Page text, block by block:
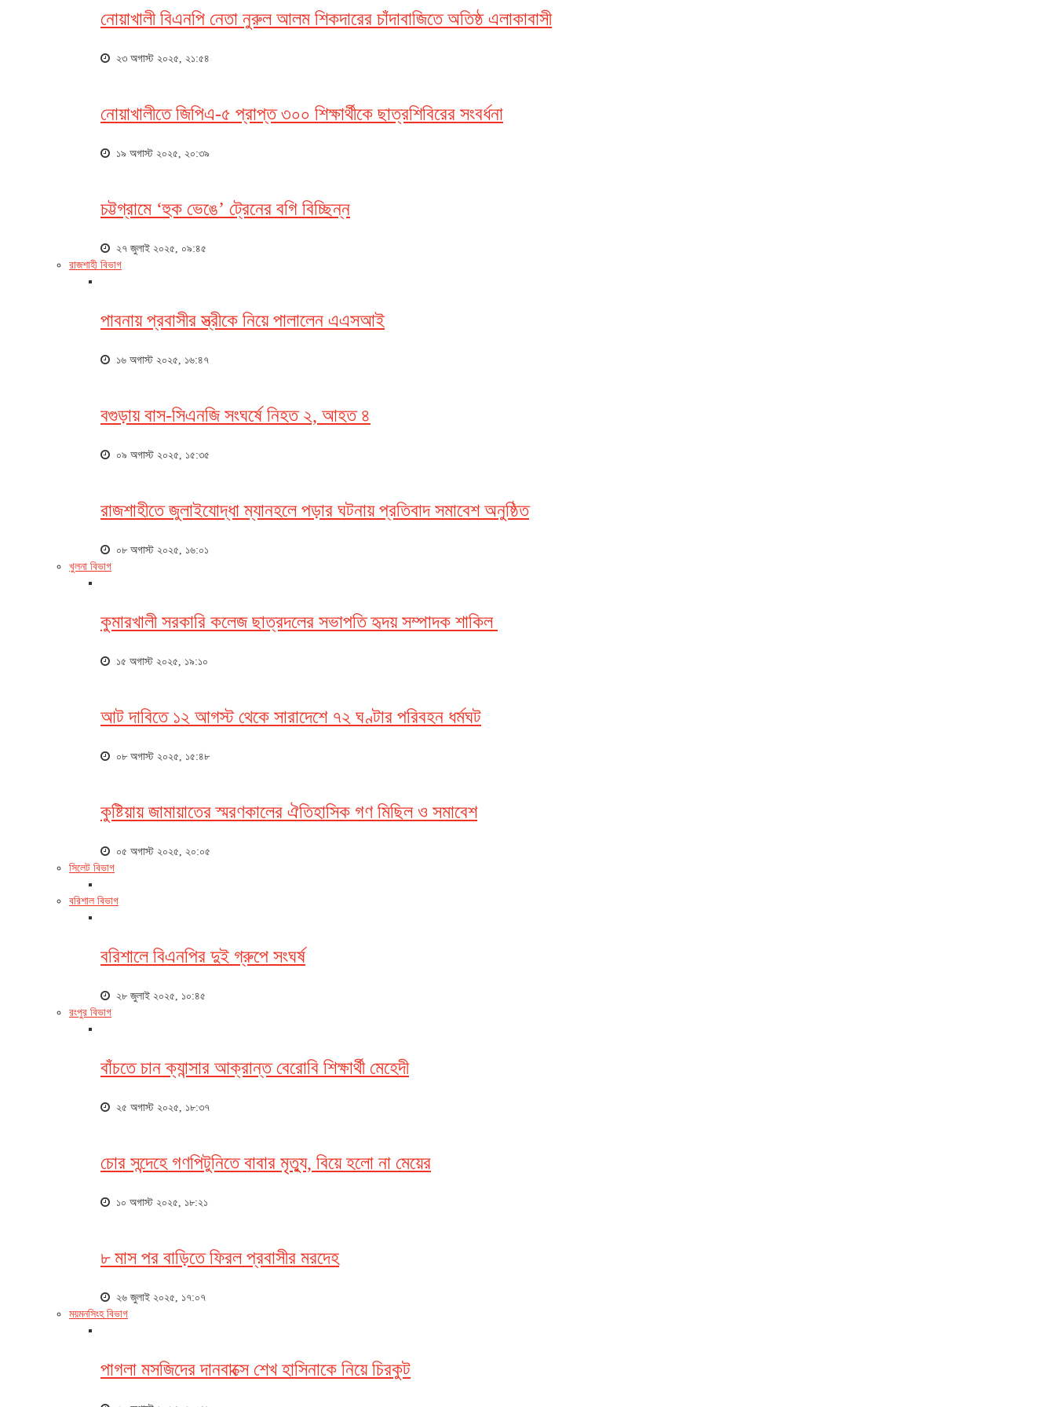
নোয়াখালী বিএনপি নেতা নুরুল আলম শিকদারের চাঁদাবাজিতে অতিষ্ঠ এলাকাবাসী
২৩ অগাস্ট ২০২৫, ২১:৫৪
নোয়াখালীতে জিপিএ-৫ প্রাপ্ত ৩০০ শিক্ষার্থীকে ছাত্রশিবিরের সংবর্ধনা
১৯ অগাস্ট ২০২৫, ২০:৩৯
চট্টগ্রামে ‘হুক ভেঙে’ ট্রেনের বগি বিচ্ছিন্ন
২৭ জুলাই ২০২৫, ০৯:৪৫
রাজশাহী বিভাগ
পাবনায় প্রবাসীর স্ত্রীকে নিয়ে পালালেন এএসআই
১৬ অগাস্ট ২০২৫, ১৬:৪৭
বগুড়ায় বাস-সিএনজি সংঘর্ষে নিহত ২, আহত ৪
০৯ অগাস্ট ২০২৫, ১৫:৩৫
রাজশাহীতে জুলাইযোদ্ধা ম্যানহলে পড়ার ঘটনায় প্রতিবাদ সমাবেশ অনুষ্ঠিত
০৮ অগাস্ট ২০২৫, ১৬:০১
খুলনা বিভাগ
কুমারখালী সরকারি কলেজ ছাত্রদলের সভাপতি হৃদয় সম্পাদক শাকিল
১৫ অগাস্ট ২০২৫, ১৯:১০
আট দাবিতে ১২ আগস্ট থেকে সারাদেশে ৭২ ঘণ্টার পরিবহন ধর্মঘট
০৮ অগাস্ট ২০২৫, ১৫:৪৮
কুষ্টিয়ায় জামায়াতের স্মরণকালের ঐতিহাসিক গণ মিছিল ও সমাবেশ
০৫ অগাস্ট ২০২৫, ২০:০৫
সিলেট বিভাগ
বরিশাল বিভাগ
বরিশালে বিএনপির দুই গ্রুপে সংঘর্ষ
২৮ জুলাই ২০২৫, ১০:৪৫
রংপুর বিভাগ
বাঁচতে চান ক্যান্সার আক্রান্ত বেরোবি শিক্ষার্থী মেহেদী
২৫ অগাস্ট ২০২৫, ১৮:৩৭
চোর সন্দেহে গণপিটুনিতে বাবার মৃত্যু, বিয়ে হলো না মেয়ের
১০ অগাস্ট ২০২৫, ১৮:২১
৮ মাস পর বাড়িতে ফিরল প্রবাসীর মরদেহ
২৬ জুলাই ২০২৫, ১৭:০৭
ময়মনসিংহ বিভাগ
পাগলা মসজিদের দানবাক্সে শেখ হাসিনাকে নিয়ে চিরকুট